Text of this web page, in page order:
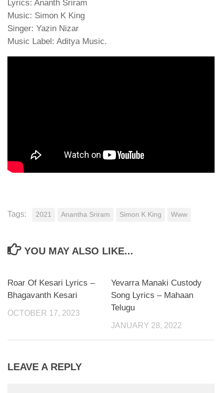
Lyrics: Ananth Sriram
Music: Simon K King
Singer: Yazin Nizar
Music Label: Aditya Music.
Tags: 2021 Anantha Sriram Simon K King Www
YOU MAY ALSO LIKE...
Roar Of Kesari Lyrics –
Bhagavanth Kesari
OCTOBER 17, 2023
Yevarra Manaki Custody
Song Lyrics – Mahaan
Telugu
JANUARY 28, 2022
LEAVE A REPLY